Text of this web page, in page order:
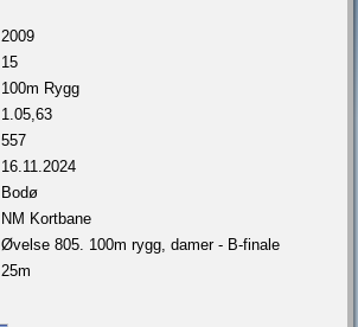
2009
15
100m Rygg
1.05,63
557
16.11.2024
Bodø
NM Kortbane
Øvelse 805. 100m rygg, damer - B-finale
25m